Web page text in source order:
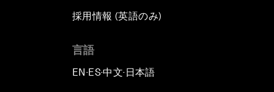
採用情報 (英語のみ)
言語
EN ▪ES▪中文▪ 日本語